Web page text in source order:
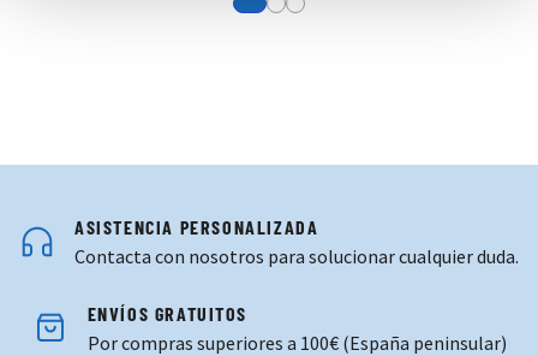
View more about Camiseta Entreno
View more about Sudadera
View more about
ASISTENCIA PERSONALIZADA
Contacta con nosotros para solucionar cualquier duda.
ENVÍOS GRATUITOS
Por compras superiores a 100€ (España peninsular)